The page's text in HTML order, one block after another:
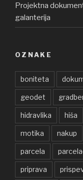
Projektna
galanterija
OZNAKE
boniteta
geodet
hidravlika hiša
motika nakup
parcela
priprava